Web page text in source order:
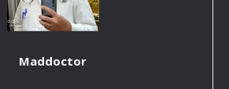
Maddoctor